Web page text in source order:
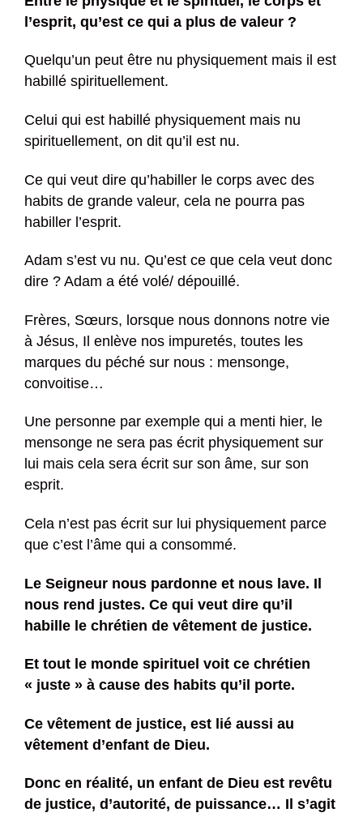
l’esprit, qu’est ce qui a plus de valeur ?
Quelqu’un peut être nu physiquement mais il est
habillé spirituellement.
Celui qui est habillé physiquement mais nu
spirituellement, on dit qu’il est nu.
Ce qui veut dire qu’habiller le corps avec des
habits de grande valeur, cela ne pourra pas
habiller l’esprit.
Adam s’est vu nu. Qu’est ce que cela veut donc
dire ? Adam a été volé/ dépouillé.
Frères, Sœurs, lorsque nous donnons notre vie
à Jésus, Il enlève nos impuretés, toutes les
marques du péché sur nous : mensonge,
convoitise…
Une personne par exemple qui a menti hier, le
mensonge ne sera pas écrit physiquement sur
lui mais cela sera écrit sur son âme, sur son
esprit.
Cela n’est pas écrit sur lui physiquement parce
que c’est l’âme qui a consommé.
Le Seigneur nous pardonne et nous lave. Il
nous rend justes. Ce qui veut dire qu’il
habille le chrétien de vêtement de justice.
Et tout le monde spirituel voit ce chrétien
« juste » à cause des habits qu’il porte.
Ce vêtement de justice, est lié aussi au
vêtement d’enfant de Dieu.
Donc en réalité, un enfant de Dieu est revêtu
de justice, d’autorité, de puissance… Il s’agit